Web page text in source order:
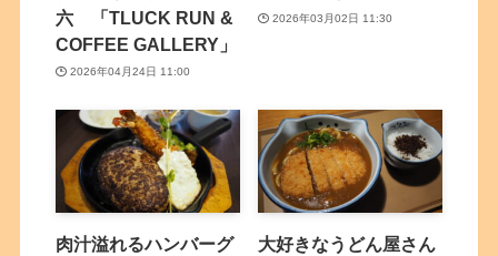
六 「TLUCK RUN &
COFFEE GALLERY」
2026年04月24日 11:00
2026年03月02日 11:30
肉汁溢れるハンバーグ
大好きなうどん屋さん